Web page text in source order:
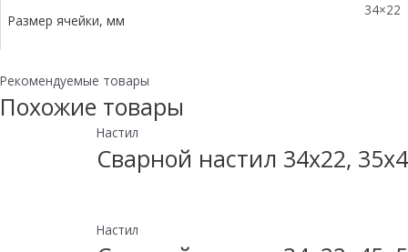
Размер ячейки, мм
34×22
Рекомендуемые товары
Похожие товары
Настил
Сварной настил 34х22, 35х4
Настил